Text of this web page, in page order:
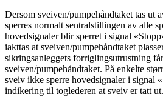
Dersom sveiven/pumpehåndtaket tas ut
sperres normalt sentralstillingen av alle
hovedsignaler blir sperret i signal
iakttas at sveiven/pumpehåndtaket
sikringsanleggets forriglingsutrustning
sveiven/pumpehåndtaket. På enkelte
sveiv ikke sperre hovedsignaler i signal
indikering til toglederen at sveiv er tatt ut.